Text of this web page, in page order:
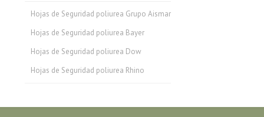
Hojas de Seguridad poliurea Grupo Aismar
Hojas de Seguridad poliurea Bayer
Hojas de Seguridad poliurea Dow
Hojas de Seguridad poliurea Rhino